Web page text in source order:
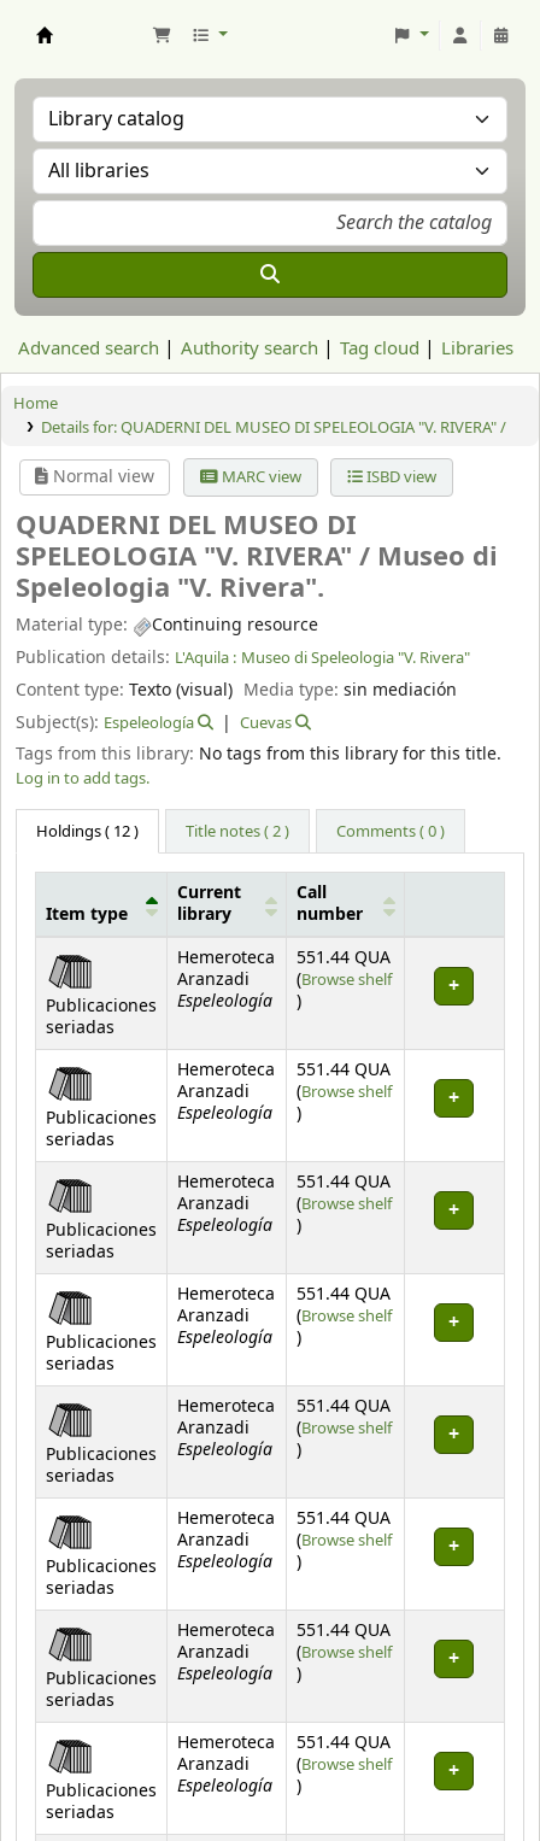
Advanced search Authority search Tag cloud Libraries
Home
Details for:QUADERNI DEL MUSEO DI SPELEOLOGIA "V. RIVERA" /
Normal view MARC view ISBD view
QUADERNI DEL MUSEO DI
SPELEOLOGIA "V. RIVERA" / Museo di
Speleologia "V. Rivera".
Material type:
Continuing resource
Publication details: L'Aquila : Museo di Speleologia "V. Rivera"
Content type: Texto (visual) Media type:sin mediación
Subject(s): Espeleología Cuevas
Tags from this library: No tags from this library for this title.
Log in to add tags.
Holdings( 12 ) Title notes ( 2 ) Comments ( 0 )
Holdings
Item type
Current
library
Call
number
Publicaciones
seriadas
Hemeroteca
Aranzadi
Espeleología
551.44 QUA
(Browse shelf
(Opens below)
)
Publicaciones
seriadas
Hemeroteca
Aranzadi
Espeleología
551.44 QUA
(Browse shelf
(Opens below)
)
Publicaciones
seriadas
Hemeroteca
Aranzadi
Espeleología
551.44 QUA
(Browse shelf
(Opens below)
)
Publicaciones
seriadas
Hemeroteca
Aranzadi
Espeleología
551.44 QUA
(Browse shelf
(Opens below)
)
Publicaciones
seriadas
Hemeroteca
Aranzadi
Espeleología
551.44 QUA
(Browse shelf
(Opens below)
)
Publicaciones
seriadas
Hemeroteca
Aranzadi
Espeleología
551.44 QUA
(Browse shelf
(Opens below)
)
Publicaciones
seriadas
Hemeroteca
Aranzadi
Espeleología
551.44 QUA
(Browse shelf
(Opens below)
)
Publicaciones
seriadas
Hemeroteca
Aranzadi
Espeleología
551.44 QUA
(Browse shelf
(Opens below)
)